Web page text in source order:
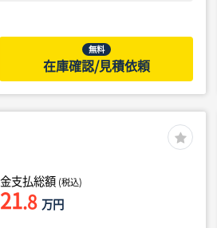
無料
在庫確認/見積依頼
支払総額 (税込)
.8 万円